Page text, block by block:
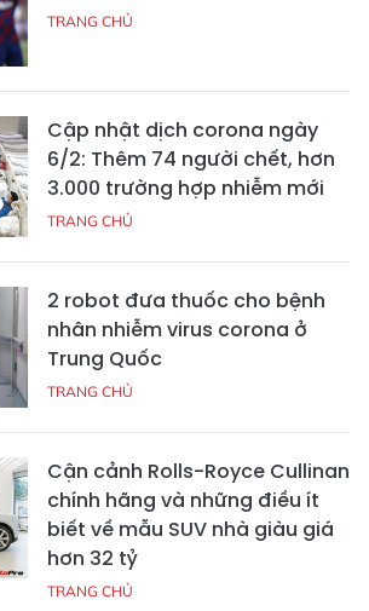
TRANG CHỦ
Cập nhật dịch corona ngày
6/2: Thêm 74 người chết, hơn
3.000 trường hợp nhiễm mới
TRANG CHỦ
2 robot đưa thuốc cho bệnh
nhân nhiễm virus corona ở
Trung Quốc
TRANG CHỦ
Cận cảnh Rolls-Royce Cullinan
chính hãng và những điều ít
biết về mẫu SUV nhà giàu giá
hơn 32 tỷ
TRANG CHỦ